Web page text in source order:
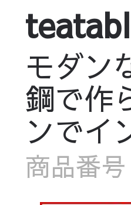
モダン
鋼で作
ンでイ
商品番